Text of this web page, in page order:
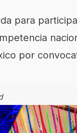
para
por